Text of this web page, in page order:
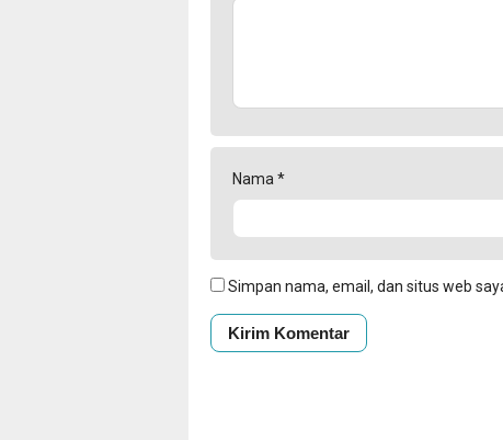
Nama *
Simpan nama, email, dan situs web